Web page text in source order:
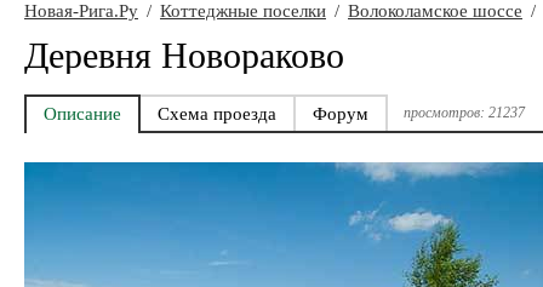
Новая-Рига.Ру / Коттеджные поселки / Волоколамское шоссе /
Деревня Новораково
Описание Схема проезда Форум просмотров: 21237